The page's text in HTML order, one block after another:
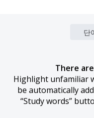
단
There
Highlight unfamiliar
be automatically
“Study words”